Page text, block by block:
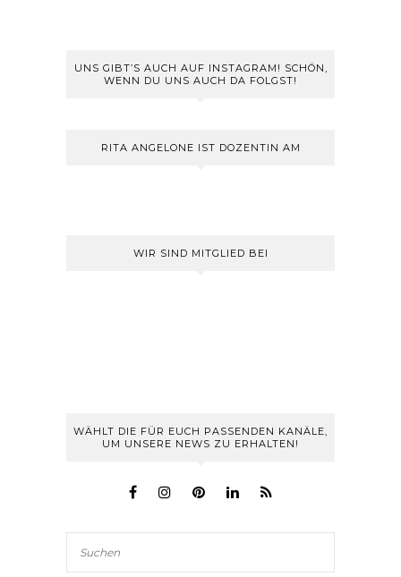
UNS GIBT’S AUCH AUF INSTAGRAM! SCHÖN,
WENN DU UNS AUCH DA FOLGST!
RITA ANGELONE IST DOZENTIN AM
WIR SIND MITGLIED BEI
WÄHLT DIE FÜR EUCH PASSENDEN KANÄLE,
UM UNSERE NEWS ZU ERHALTEN!